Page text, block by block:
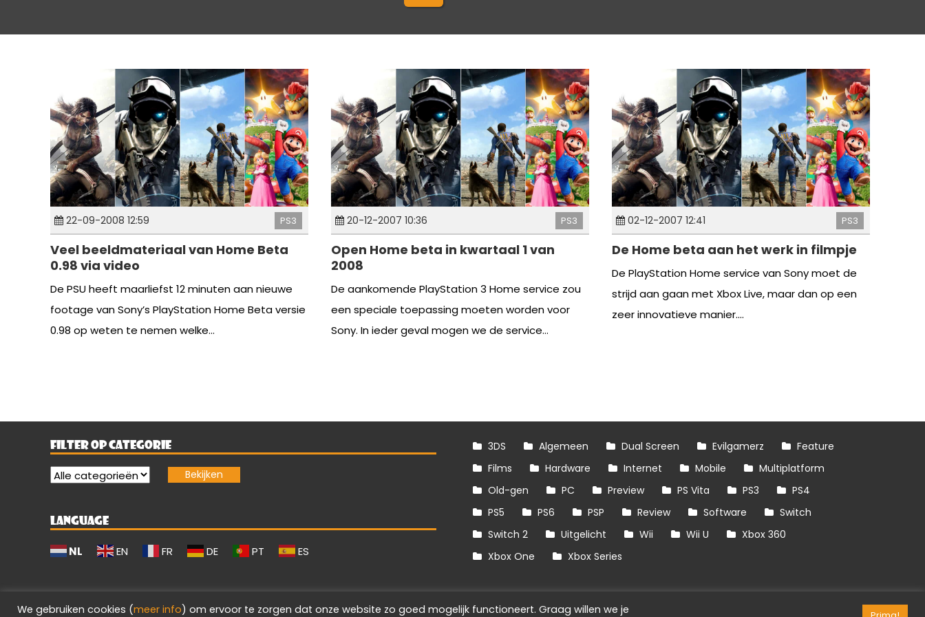
22-09-2008 12:59 PS3
Veel beeldmateriaal van Home Beta
0.98 via video
De PSU heeft maarliefst 12 minuten aan nieuwe
footage van Sony’s PlayStation Home Beta versie
0.98 op weten te nemen welke...
20-12-2007 10:36 PS3
Open Home beta in kwartaal 1 van
2008
De aankomende PlayStation 3 Home service zou
een speciale toepassing moeten worden voor
Sony. In ieder geval mogen we de service...
02-12-2007 12:41 PS3
De Home beta aan het werk in filmpje
De PlayStation Home service van Sony moet de
strijd aan gaan met Xbox Live, maar dan op een
zeer innovatieve manier....
FILTER OP CATEGORIE
LANGUAGE
NL EN FR DE PT ES
3DS Algemeen Dual Screen Evilgamerz
Feature
Films
Hardware Internet Mobile
Multiplatform
Old-gen
PC Preview PS Vita PS3
PS4
PS5
PS6 PSP Review Software
Switch
Switch 2
Uitgelicht Wii Wii U
Xbox 360
Xbox One
Xbox Series
We gebruiken cookies (meer info) om ervoor te zorgen dat onze website zo goed mogelijk functioneert. Graag willen we je